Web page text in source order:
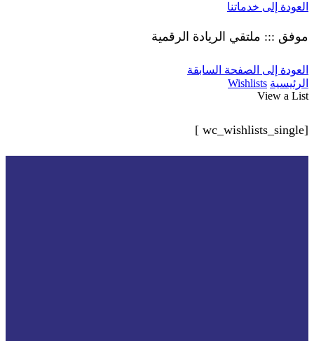
العودة إلى خدماتنا
موفق ::: ملتقي الريادة الرقمية
العودة إلى الصفحة السابقة
الرئيسية Wishlists
View a List
[wc_wishlists_single ]